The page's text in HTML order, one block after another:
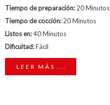
Tiempo de preparación: 20 Minutos
Tiempo de cocción: 20 Minutos
Listos en:40 Minutos
Dificultad:Fácil
LEER MÁS ...